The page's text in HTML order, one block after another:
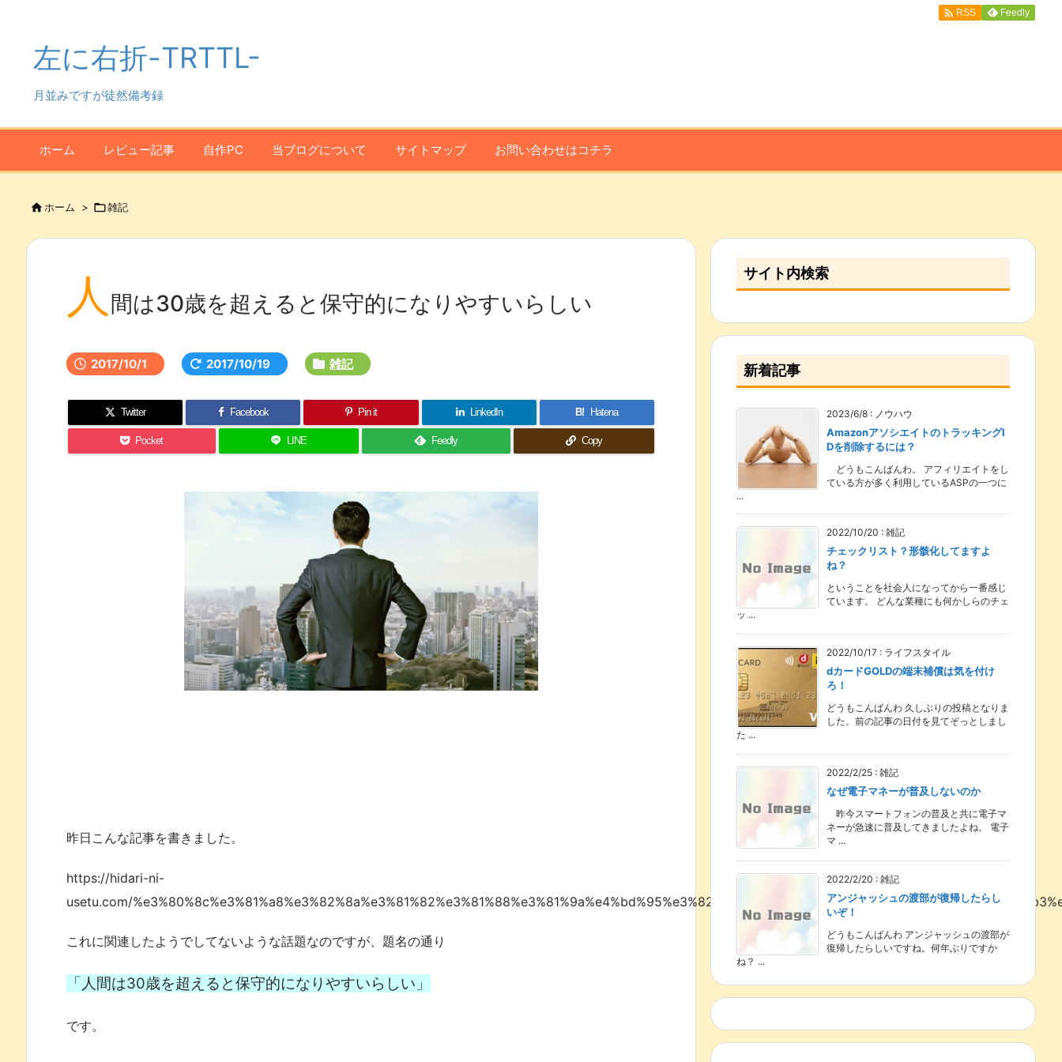
左に右折-TRTTL-
月並みですが徒然備考録
ホーム レビュー記事 自作PC 当ブログについて サイトマップ お問い合わせはコチラ
 RSS Feedly
ホーム > 雑記
人 間は30歳を超えると保守的になりやすいらしい
2017/10/1 2017/10/19 雑記
Twitter Facebook Pin it LinkedIn B! Hatena
Pocket LINE Feedly Copy
昨日こんな記事を書きました。
https://hidari-ni-
usetu.com/
これに関連したようでしてないような話題なのですが、題名の通り
「人間は30歳を超えると保守的になりやすいらしい」
です。
サイト内検索
新着記事
2023/6/8 : ノウハウ
AmazonアソシエイトのトラッキングI
Dを削除するには？
どうもこんばんわ。 アフィリエイトをし
ている方が多く利用しているASPの一つに
...
2022/10/20 : 雑記
チェックリスト？形骸化してますよ
ね？
ということを社会人になってから一番感じ
ています。 どんな業種にも何かしらのチェ
ッ ...
2022/10/17 : ライフスタイル
dカードGOLDの端末補償は気を付け
ろ！
どうもこんばんわ 久しぶりの投稿となりま
した。前の記事の日付を見てぞっとしまし
た ...
2022/2/25 : 雑記
なぜ電子マネーが普及しないのか
昨今スマートフォンの普及と共に電子マ
ネーが急速に普及してきましたよね。 電子
マ ...
2022/2/20 : 雑記
アンジャッシュの渡部が復帰したらし
いぞ！
どうもこんばんわ アンジャッシュの渡部が
復帰したらしいですね。何年ぶりですか
ね？ ...